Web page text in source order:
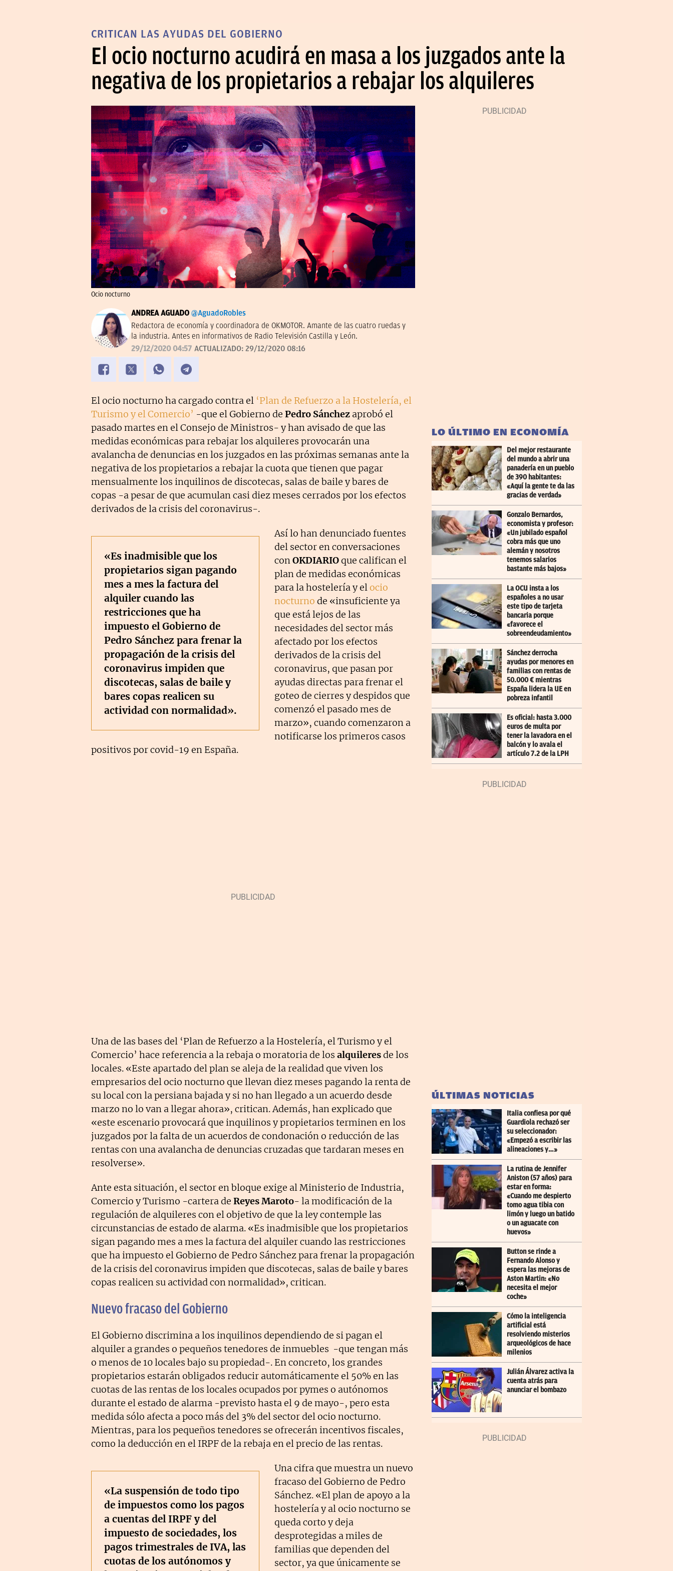
CRITICAN LAS AYUDAS DEL GOBIERNO
El ocio nocturno acudirá en masa a los juzgados ante la
negativa de los propietarios a rebajar los alquileres
Ocio nocturno
ANDREA AGUADO @AguadoRobles
Redactora de economía y coordinadora de OKMOTOR. Amante de las cuatro ruedas y
la industria. Antes en informativos de Radio Televisión Castilla y León.
29/12/2020 04:57 ACTUALIZADO: 29/12/2020 08:16
El ocio nocturno ha cargado contra el ‘Plan de Refuerzo a la Hostelería, el
Turismo y el Comercio’ -que el Gobierno de Pedro Sánchez aprobó el
pasado martes en el Consejo de Ministros- y han avisado de que las
medidas económicas para rebajar los alquileres provocarán una
avalancha de denuncias en los juzgados en las próximas semanas ante la
negativa de los propietarios a rebajar la cuota que tienen que pagar
mensualmente los inquilinos de discotecas, salas de baile y bares de
copas -a pesar de que acumulan casi diez meses cerrados por los efectos
derivados de la crisis del coronavirus-.
«Es inadmisible que los
propietarios sigan pagando
mes a mes la factura del
alquiler cuando las
restricciones que ha
impuesto el Gobierno de
Pedro Sánchez para frenar la
propagación de la crisis del
coronavirus impiden que
discotecas, salas de baile y
bares copas realicen su
actividad con normalidad».
Así lo han denunciado fuentes
del sector en conversaciones
conOKDIARIOque califican el
plan de medidas económicas
para la hostelería y elocio
nocturno de «insuficiente ya
que está lejos de las
necesidades del sector más
afectado por los efectos
derivados de la crisis del
coronavirus, que pasan por
ayudas directas para frenar el
goteo de cierres y despidos que
comenzó el pasado mes de
marzo», cuando comenzaron a
notificarse los primeros casos
positivos por covid-19 en España.
Una de las bases del ‘Plan de Refuerzo a la Hostelería, el Turismo y el
Comercio’ hace referencia a la rebaja o moratoria de los alquileresde los
locales. «Este apartado del plan se aleja de la realidad que viven los
empresarios del ocio nocturno que llevan diez meses pagando la renta de
su local con la persiana bajada y si no han llegado a un acuerdo desde
marzo no lo van a llegar ahora», critican. Además, han explicado que
«este escenario provocará que inquilinos y propietarios terminen en los
juzgados por la falta de un acuerdos de condonación o reducción de las
rentas con una avalancha de denuncias cruzadas que tardaran meses en
resolverse».
Ante esta situación, el sector en bloque exige al Ministerio de Industria,
Comercio y Turismo -cartera de Reyes Maroto- la modificación de la
regulación de alquileres con el objetivo de que la ley contemple las
circunstancias de estado de alarma. «Es inadmisible que los propietarios
sigan pagando mes a mes la factura del alquiler cuando las restricciones
que ha impuesto el Gobierno de Pedro Sánchez para frenar la propagación
de la crisis del coronavirus impiden que discotecas, salas de baile y bares
copas realicen su actividad con normalidad», critican.
Nuevo fracaso del Gobierno
El Gobierno discrimina a los inquilinos dependiendo de si pagan el
alquiler a grandes o pequeños tenedores de inmuebles -que tengan más
o menos de 10 locales bajo su propiedad-. En concreto, los grandes
propietarios estarán obligados reducir automáticamente el 50% en las
cuotas de las rentas de los locales ocupados por pymes o autónomos
durante el estado de alarma -previsto hasta el 9 de mayo-, pero esta
medida sólo afecta a poco más del 3% del sector del ocio nocturno.
Mientras, para los pequeños tenedores se ofrecerán incentivos fiscales,
como la deducción en el IRPF de la rebaja en el precio de las rentas.
«La suspensión de todo tipo
de impuestos como los pagos
a cuentas del IRPF y del
impuesto de sociedades, los
pagos trimestrales de IVA, las
cuotas de los autónomos y
Una cifra que muestra un nuevo
fracaso del Gobierno de Pedro
Sánchez. «El plan de apoyo a la
hostelería y al ocio nocturno se
queda corto y deja
desprotegidas a miles de
familias que dependen del
sector, ya que únicamente se
LO ÚLTIMO EN ECONOMÍA
Del mejor restaurante
del mundo a abrir una
panadería en un pueblo
de 390 habitantes:
«Aquí la gente te da las
gracias de verdad»
Gonzalo Bernardos,
economista y profesor:
«Un jubilado español
cobra más que uno
alemán y nosotros
tenemos salarios
bastante más bajos»
La OCU insta a los
españoles a no usar
este tipo de tarjeta
bancaria porque
«favorece el
sobreendeudamiento»
Sánchez derrocha
ayudas por menores en
familias con rentas de
50.000 € mientras
España lidera la UE en
pobreza infantil
Es oficial: hasta 3.000
euros de multa por
tener la lavadora en el
balcón y lo avala el
artículo 7.2 de la LPH
ÚLTIMAS NOTICIAS
Italia confiesa por qué
Guardiola rechazó ser
su seleccionador:
«Empezó a escribir las
alineaciones y…»
La rutina de Jennifer
Aniston (57 años) para
estar en forma:
«Cuando me despierto
tomo agua tibia con
limón y luego un batido
o un aguacate con
huevos»
Button se rinde a
Fernando Alonso y
espera las mejoras de
Aston Martin: «No
necesita el mejor
coche»
Cómo la inteligencia
artificial está
resolviendo misterios
arqueológicos de hace
milenios
Julián Álvarez activa la
cuenta atrás para
anunciar el bombazo